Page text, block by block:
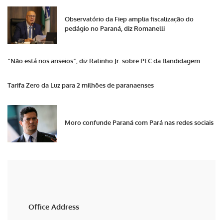
Observatório da Fiep amplia fiscalização do
pedágio no Paraná, diz Romanelli
“Não está nos anseios”, diz Ratinho Jr. sobre PEC da Bandidagem
Tarifa Zero da Luz para 2 milhões de paranaenses
Moro confunde Paraná com Pará nas redes sociais
Office Address